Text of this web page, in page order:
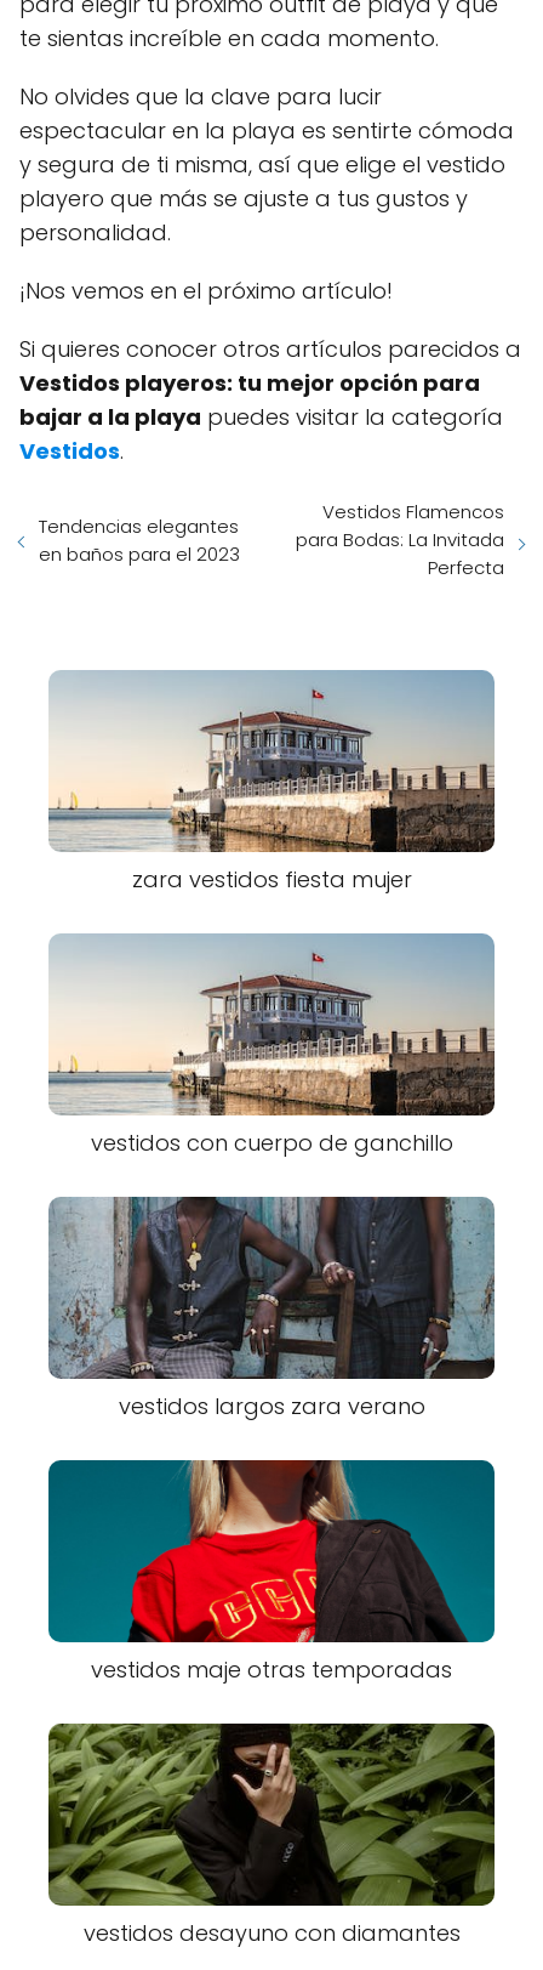
te sientas increíble en cada momento.
No olvides que la clave para lucir
espectacular en la playa es sentirte cómoda
y segura de ti misma, así que elige el vestido
playero que más se ajuste a tus gustos y
personalidad.
¡Nos vemos en el próximo artículo!
Si quieres conocer otros artículos parecidos a
Vestidos playeros: tu mejor opción para
bajar a la playa puedes visitar la categoría
Vestidos.
Tendencias elegantes
en baños para el 2023
Vestidos Flamencos
para Bodas: La Invitada
Perfecta
zara vestidos fiesta mujer
vestidos con cuerpo de ganchillo
vestidos largos zara verano
vestidos maje otras temporadas
vestidos desayuno con diamantes